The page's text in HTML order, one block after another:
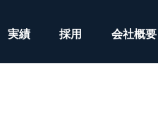
実績 採用 会社概要